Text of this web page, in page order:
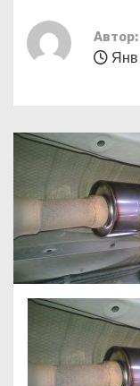
Автор: